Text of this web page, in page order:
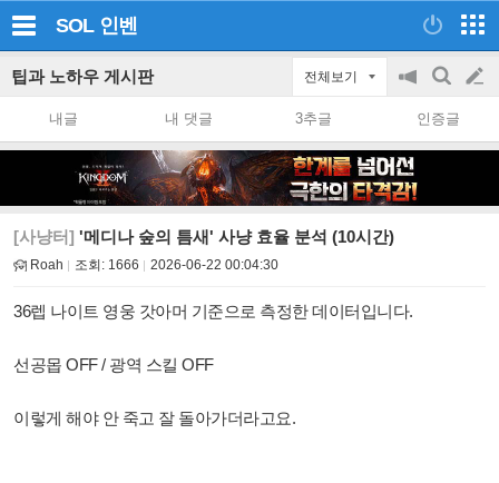
SOL 인벤
팁과 노하우 게시판 전체보기
공
on/off
검
색
글
쓰
내글 내 댓글 3추글 인증글
[사냥터] '메디나 숲의 틈새' 사냥 효율 분석 (10시간)
Roah 조회: 1666 2026-06-22 00:04:30
36렙 나이트 영웅 갓아머 기준으로 측정한 데이터입니다.
선공몹 OFF / 광역 스킬 OFF
이렇게 해야 안 죽고 잘 돌아가더라고요.